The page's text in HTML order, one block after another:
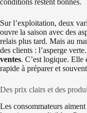
conditions restent bonnes.
Sur l’exploitation, deux
ouvre la saison avec des
relais plus tard. Mais au
des clients : l’asperge
ventes. C’est logique. Elle
rapide à préparer et
Des prix clairs et des
Les consommateurs